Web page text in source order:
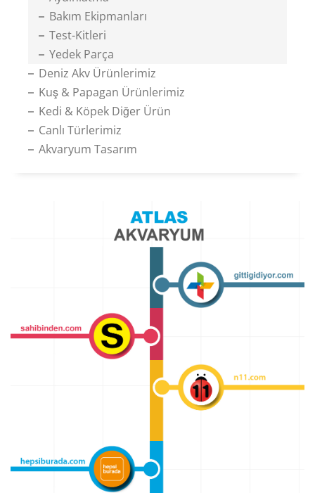
Bakım Ekipmanları
Test-Kitleri
Yedek Parça
Deniz Akv Ürünlerimiz
Kuş & Papagan Ürünlerimiz
Kedi & Köpek Diğer Ürün
Canlı Türlerimiz
Akvaryum Tasarım